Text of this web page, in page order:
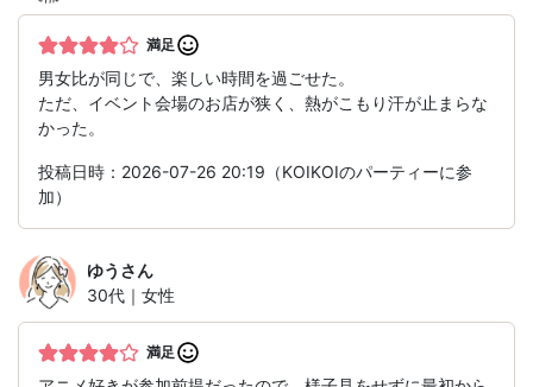
満足
男女比が同じで、楽しい時間を過ごせた。
ただ、イベント会場のお店が狭く、熱がこもり汗が止まらな
かった。
投稿日時：2026-07-26 20:19（KOIKOIのパーティーに参
加）
ゆう さん
30代｜女性
満足